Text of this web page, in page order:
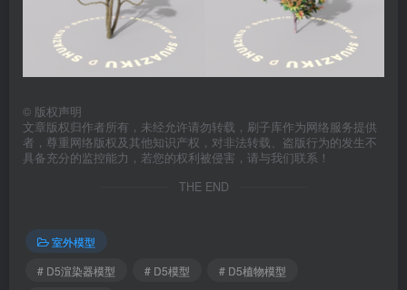
© 版权声明
文章版权归作者所有，未经允许请勿转载，刷子库作为网络服务提供
者，尊重网络版权及其他知识产权，对非法转载、盗版行为的发生不
具备充分的监控能力，若您的权利被侵害，请与我们联系！
THE END
室外模型
# D5渲染器模型
# D5模型
# D5植物模型